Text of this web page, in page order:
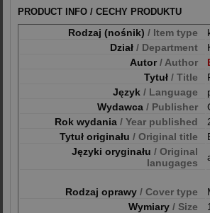
PRODUCT INFO / CECHY PRODUKTU
Rodzaj (nośnik) / Item type
Dział / Department
Autor/ Author
Tytuł / Title
Język / Language
Wydawca / Publisher
Rok wydania / Year published
Tytuł originału / Original title
Języki oryginału / Original
lanugages
Rodzaj oprawy / Cover type
Wymiary / Size